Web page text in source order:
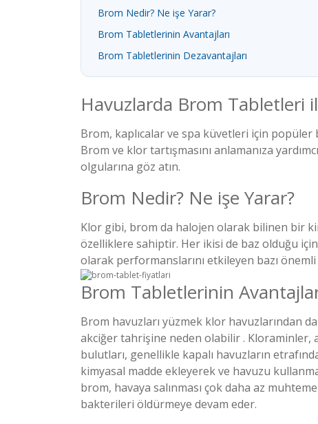
Brom Nedir? Ne işe Yarar?
Brom Tabletlerinin Avantajları
Brom Tabletlerinin Dezavantajları
Havuzlarda Brom Tabletleri
Brom, kaplıcalar ve spa küvetleri için
Brom ve klor tartışmasını anlamanıza
olgularına göz atın.
Brom Nedir? Ne işe Yarar?
Klor gibi, brom da halojen olarak bilinen bir
özelliklere sahiptir. Her ikisi de baz olduğu
olarak performanslarını etkileyen bazı önemli
Brom Tabletlerinin
Brom havuzları yüzmek klor havuzlarından
akciğer tahrişine neden olabilir . Kloraminler,
bulutları, genellikle kapalı havuzların
kimyasal madde ekleyerek ve havuzu
brom, havaya salınması çok daha az
bakterileri öldürmeye devam eder.